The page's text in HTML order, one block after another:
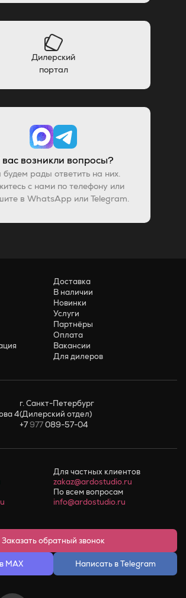
Дилерский
портал
возникли вопросы?
рады ответить на них.
с нами по телефону или
в WhatsApp или Telegram.
Доставка
В наличии
Новинки
Услуги
Партнёры
Оплата
Вакансии
Для дилеров
4
г. Санкт-Петербург
(Дилерский отдел)
+7977089-57-04
Для частных клиентов
zakaz@ardostudio.ru
По всем вопросам
info@ardostudio.ru
Заказать обратный звонок
MAX Написать в Telegram